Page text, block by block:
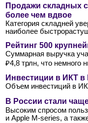
Продажи складных
более чем вдвое
Категория складней
наиболее
Рейтинг 500
Суммарная выручка
₽4,8 трлн, что немного
Инвестиции в ИКТ в
Объем инвестиций в
В России стали
Высоким спросом
и Apple M-series, а